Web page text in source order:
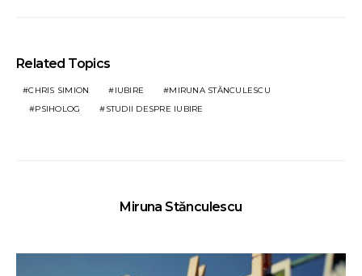
Related Topics
CHRIS SIMION IUBIRE
MIRUNA STĂNCULESCU
PSIHOLOG
STUDII DESPRE IUBIRE
Miruna Stănculescu